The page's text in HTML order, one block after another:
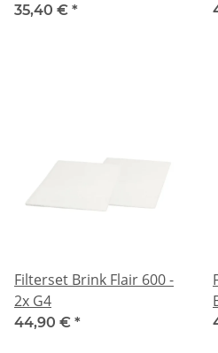
35,40 € *
Filterset Brink Flair 600 -
2x G4
44,90 € *